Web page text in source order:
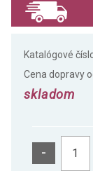
Katalógové
Cena dopravy
skladom
-